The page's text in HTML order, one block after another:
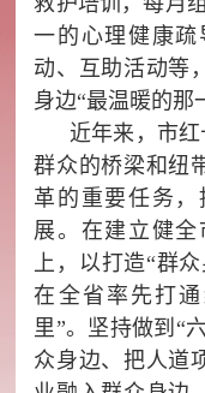
一的心理健康
动、互助活动等
身边“最温暖的那
近年来，市
群众的桥梁和纽
革的重要任务
展。在建立健
上，以打造“群
在全省率先打
里”。坚持做到“
众身边、把人道